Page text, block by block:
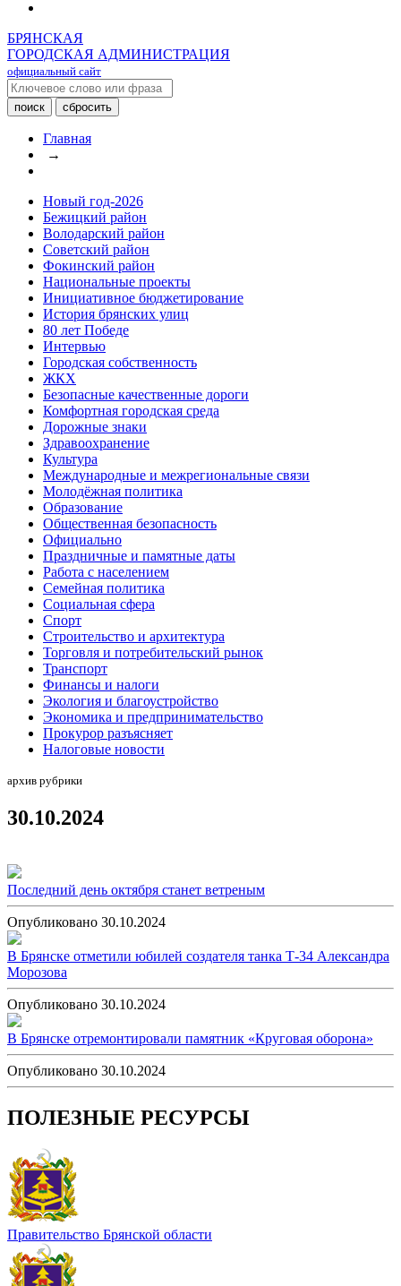
БРЯНСКАЯ
ГОРОДСКАЯ АДМИНИСТРАЦИЯ
официальный сайт
Главная
→
Новый год-2026
Бежицкий район
Володарский район
Советский район
Фокинский район
Национальные проекты
Инициативное бюджетирование
История брянских улиц
80 лет Победе
Интервью
Городская собственность
ЖКХ
Безопасные качественные дороги
Комфортная городская среда
Дорожные знаки
Здравоохранение
Культура
Международные и межрегиональные связи
Молодёжная политика
Образование
Общественная безопасность
Официально
Праздничные и памятные даты
Работа с населением
Семейная политика
Социальная сфера
Спорт
Строительство и архитектура
Торговля и потребительский рынок
Транспорт
Финансы и налоги
Экология и благоустройство
Экономика и предпринимательство
Прокурор разъясняет
Налоговые новости
архив рубрики
30.10.2024
Последний день октября станет ветреным
Опубликовано 30.10.2024
В Брянске отметили юбилей создателя танка Т-34 Александра
Морозова
Опубликовано 30.10.2024
В Брянске отремонтировали памятник «Круговая оборона»
Опубликовано 30.10.2024
ПОЛЕЗНЫЕ РЕСУРСЫ
Правительство Брянской области